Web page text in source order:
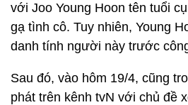
với Joo Young Hoon tên tuổi
gạ tình cô. Tuy nhiên, Young
danh tính người này trước
Sau đó, vào hôm 19/4, cũng
phát trên kênh tvN với chủ đề